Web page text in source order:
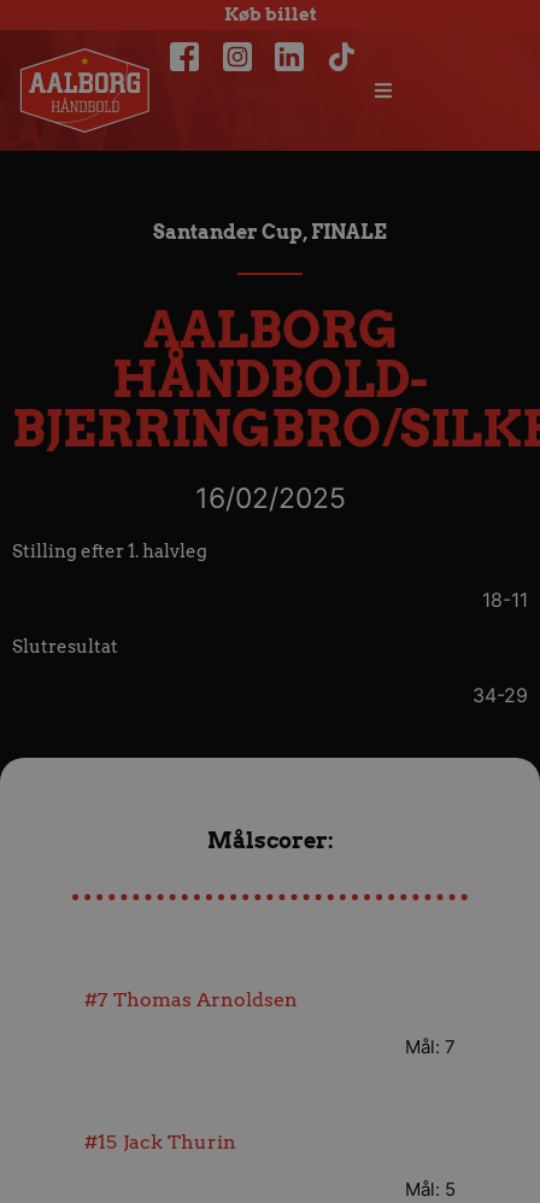
Køb billet
Santander Cup, FINALE
AALBORG
HÅNDBOLD-
BJERRINGBRO/
16/02/2025
Stilling efter 1. halvleg
18-11
Slutresultat
34-29
Målscorer:
#7 Thomas Arnoldsen
Mål: 7
#15 Jack Thurin
Mål: 5